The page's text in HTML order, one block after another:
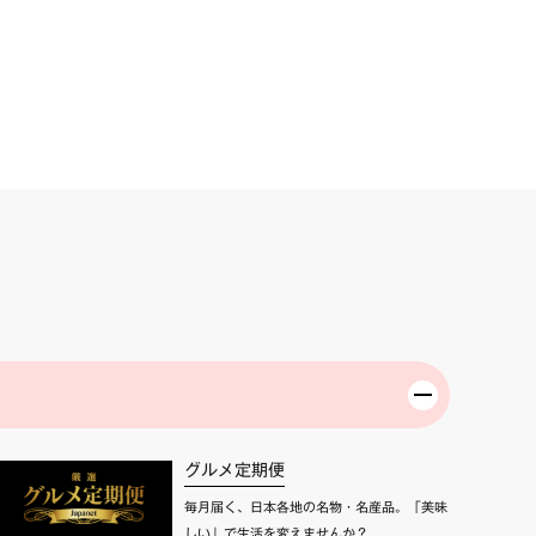
グルメ定期便
毎月届く、日本各地の名物・名産品。「美味